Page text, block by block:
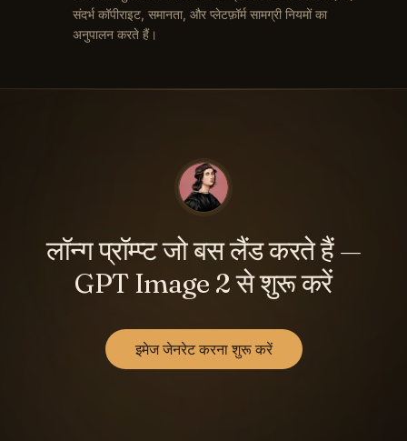
संदर्भ कॉपीराइट, समानता, और प्लेटफ़ॉर्म सामग्री नियमों का
अनुपालन करते हैं।
लॉन्ग प्रॉम्प्ट जो बस लैंड करते हैं —
GPT Image 2 से शुरू करें
इमेज जेनरेट करना शुरू करें